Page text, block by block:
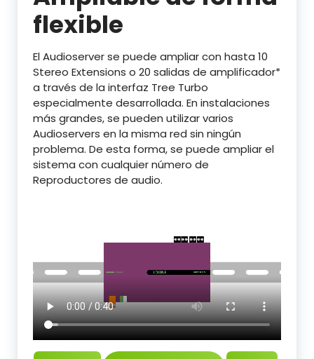
flexible
El Audioserver se puede ampliar con hasta 10
Stereo Extensions o 20 salidas de amplificador*
a través de la interfaz Tree Turbo
especialmente desarrollada. En instalaciones
más grandes, se pueden utilizar varios
Audioservers en la misma red sin ningún
problema. De esta forma, se puede ampliar el
sistema con cualquier número de
Reproductores de audio.